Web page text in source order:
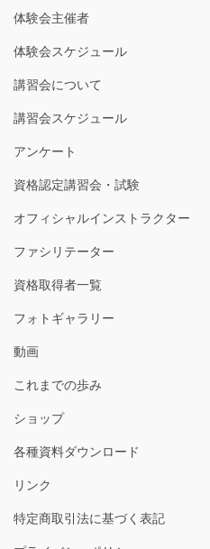
体験会主催者
体験会スケジュール
講習会について
講習会スケジュール
アンケート
資格認定講習会・試験
オフィシャルインストラクター
ファシリテーター
資格取得者一覧
フォトギャラリー
動画
これまでの歩み
ショップ
各種資料ダウンロード
リンク
特定商取引法に基づく表記